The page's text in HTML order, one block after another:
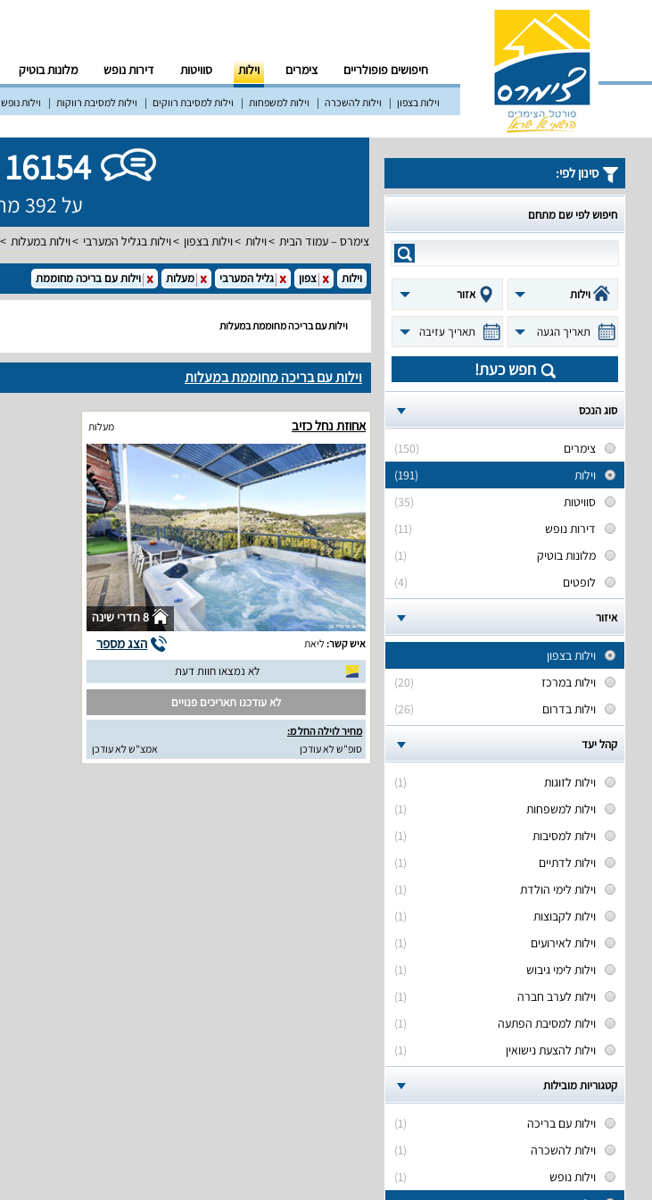
חיפושים פופולריים צימרים וילות סוויטות דירות נופש מלונות בוטיק
וילות בצפון וילות להשכרה וילות למשפחות וילות למסיבת רווקים וילות למסיבת רווקות וילות נופש
16154 חוות דעת אמיתיות!
על 392 מתחמי אירוח שונים ברחבי הארץ
צימרס – עמוד הבית וילות וילות בצפון וילות בגליל המערבי וילות במעלות
סינון לפי:
חיפוש לפי שם מתחם
וילות אזור
תאריך הגעה תאריך עזיבה
חפש כעת!
סוג הנכס
(150)
צימרים
(191)
וילות
(35)
סוויטות
(11)
דירות נופש
(1)
מלונות בוטיק
(4)
לופטים
איזור
וילות בצפון
(20)
וילות במרכז
(26)
וילות בדרום
קהל יעד
(1)
וילות לזוגות
(1)
וילות למשפחות
(1)
וילות למסיבות
(1)
וילות לדתיים
(1)
וילות לימי הולדת
(1)
וילות לקבוצות
(1)
וילות לאירועים
(1)
וילות לימי גיבוש
(1)
וילות לערב חברה
(1)
וילות למסיבת הפתעה
(1)
וילות להצעת נישואין
קטגוריות מובילות
(1)
וילות עם בריכה
(1)
וילות להשכרה
(1)
וילות נופש
וילות צפון גליל המערבי מעלות וילות עם בריכה מחוממת
וילות עם בריכה מחוממת במעלות
וילות עם בריכה מחוממת במעלות
אחוזת נחל כזיב מעלות
8 חדרי שינה
איש קשר:ליאת הצג מספר
לא נמצאו חוות דעת
לא עודכנו תאריכים פנויים
מחיר לוילה החל מ:
סופ"ש לא עודכן
אמצ"ש לא עודכן